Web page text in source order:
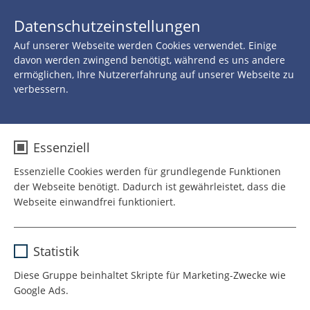
Für Lachen laufen!
Unterstütze die Spendenaktionen unserer
engagierten ROTE NASEN Läufer:innen
Datenschutzeinstellungen
Auf unserer Webseite werden Cookies verwendet. Einige
davon werden zwingend benötigt, während es uns andere
ermöglichen, Ihre Nutzererfahrung auf unserer Webseite zu
verbessern.
Essenziell
Essenzielle Cookies werden für grundlegende Funktionen
der Webseite benötigt. Dadurch ist gewährleistet, dass die
Webseite einwandfrei funktioniert.
Laufzeit
Statistik
Diese Gruppe beinhaltet Skripte für Marketing-Zwecke wie
Google Ads.